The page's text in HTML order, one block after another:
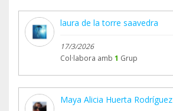
laura de la torre saavedra
17/3/2026
Col·labora amb 1 Grup
Maya Alicia Huerta Rodríguez